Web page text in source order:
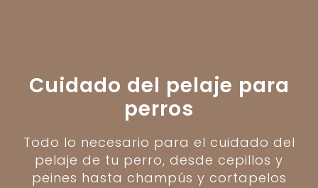
Cuidado del pelaje para
perros
Todo lo necesario para el cuidado del
pelaje de tu perro, desde cepillos y
peines hasta champús y cortapelos